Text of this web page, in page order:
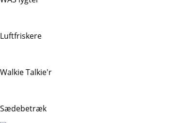
Luftfriskere
Walkie Talkie'r
Sædebetræk